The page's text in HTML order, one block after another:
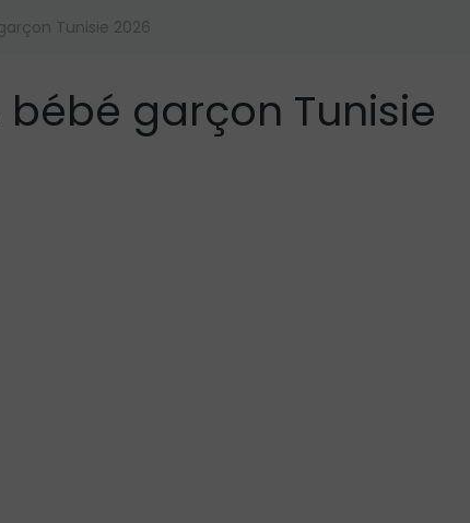
Tunisie 2026
bébé garçon Tunisie